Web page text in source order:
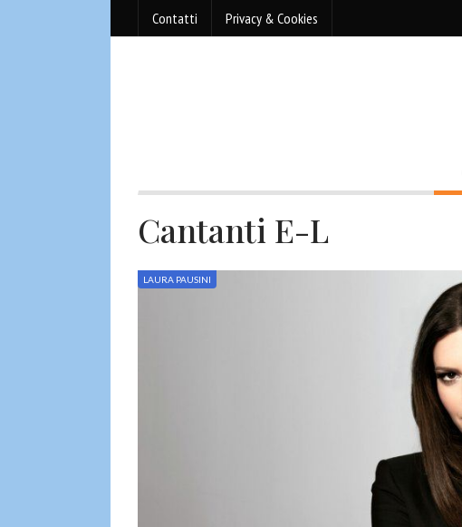
Contatti Privacy & Cookies
Cantanti E-L
LAURA PAUSINI